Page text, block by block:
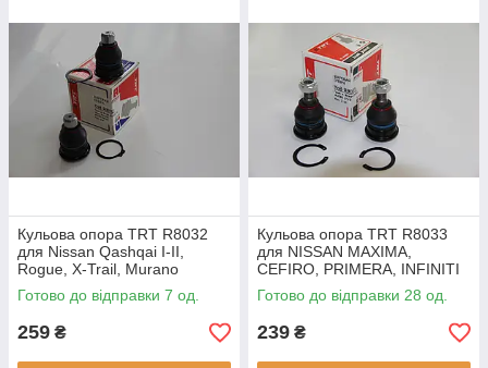
Кульова опора TRT R8032
для Nissan Qashqai I-II,
Rogue, X-Trail, Murano
Готово до відправки 7 од.
259 ₴
Кульова опора TRT R8033
для NISSAN MAXIMA,
CEFIRO, PRIMERA, INFINITI
I30, I35
Готово до відправки 28 од.
239 ₴